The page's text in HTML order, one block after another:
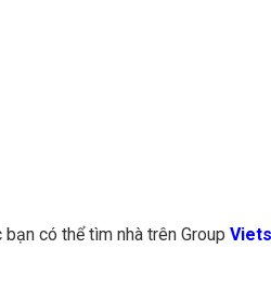
có thể tìm nhà trên Group